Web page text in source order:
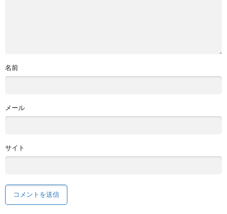
名前
メール
サイト